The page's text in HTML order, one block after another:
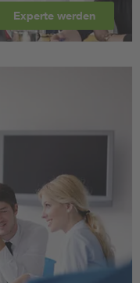
Experte werden